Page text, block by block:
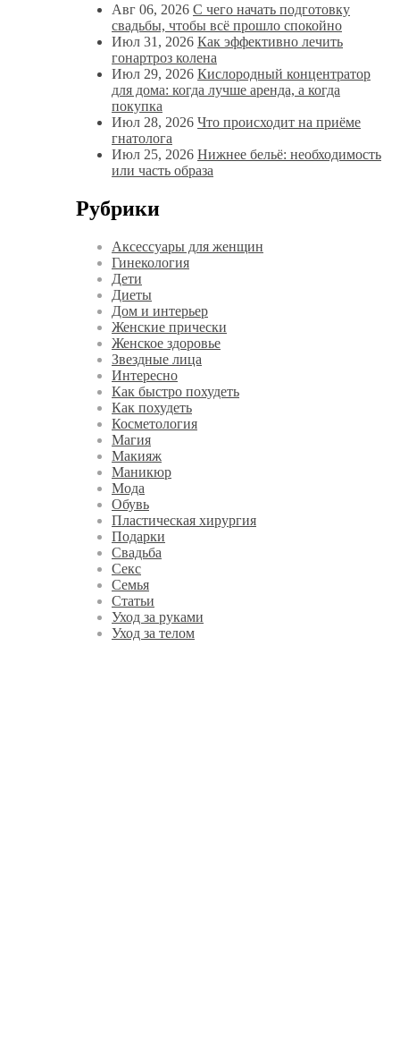
Авг 06, 2026 С чего начать подготовку
свадьбы, чтобы всё прошло спокойно
Июл 31, 2026 Как эффективно лечить
гонартроз колена
Июл 29, 2026 Кислородный концентратор
для дома: когда лучше аренда, а когда
покупка
Июл 28, 2026 Что происходит на приёме
гнатолога
Июл 25, 2026 Нижнее бельё: необходимость
или часть образа
Рубрики
Аксессуары для женщин
Гинекология
Дети
Диеты
Дом и интерьер
Женские прически
Женское здоровье
Звездные лица
Интересно
Как быстро похудеть
Как похудеть
Косметология
Магия
Макияж
Маникюр
Мода
Обувь
Пластическая хирургия
Подарки
Свадьба
Секс
Семья
Статьи
Уход за руками
Уход за телом